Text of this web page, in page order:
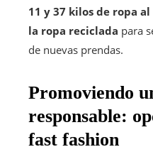
11 y 37 kilos de ropa al
la ropa reciclada para
de nuevas prendas.
Promoviendo
responsable:
fast fashion